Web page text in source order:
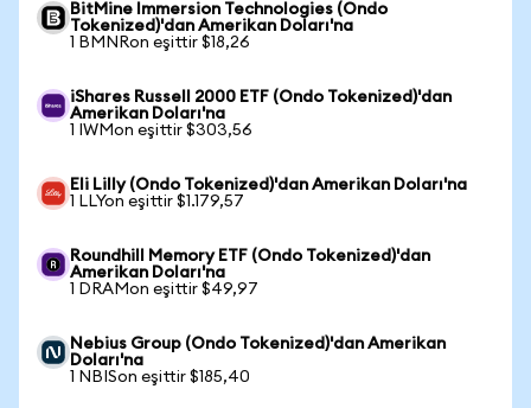
BitMine Immersion Technologies (Ondo
Tokenized)'dan Amerikan Doları'na
1 BMNRon eşittir $18,26
iShares Russell 2000 ETF (Ondo Tokenized)'dan
Amerikan Doları'na
1 IWMon eşittir $303,56
Eli Lilly (Ondo Tokenized)'dan Amerikan Doları'na
1 LLYon eşittir $1.179,57
Roundhill Memory ETF (Ondo Tokenized)'dan
Amerikan Doları'na
1 DRAMon eşittir $49,97
Nebius Group (Ondo Tokenized)'dan Amerikan
Doları'na
1 NBISon eşittir $185,40